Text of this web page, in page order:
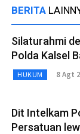
BERITA
Silaturahmi
Polda Kalsel
HUKUM 8 Agt
Dit Intelkam
Persatuan